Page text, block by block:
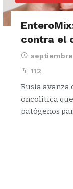
contra el
septiembre
112
Rusia avanza
oncolítica
patógenos